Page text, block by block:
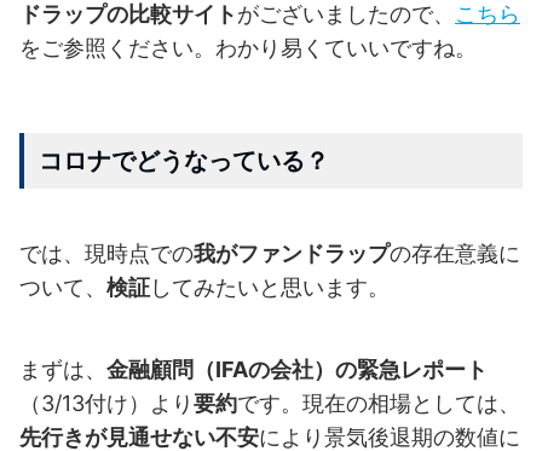
ドラップの比較サイトがございましたので、 こちら
をご参照ください。わかり易くていいですね。
コロナでどうなっている？
では、現時点での我がファンドラップの存在意義に
ついて、 検証してみたいと思います。
まずは、 金融顧問（IFAの会社）の緊急レポート
（3/13付け）より要約です。現在の相場としては、
先行きが見通せない不安により景気後退期の数値に